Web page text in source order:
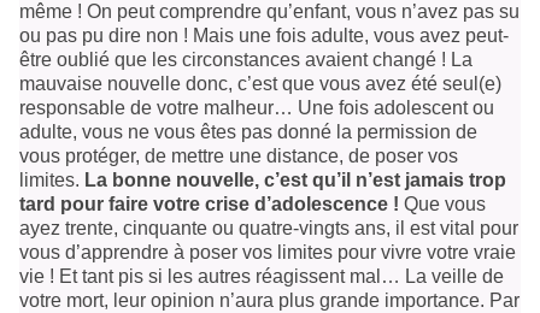
même ! On peut comprendre qu’enfant, vous n’avez pas su
ou pas pu dire non ! Mais une fois adulte, vous avez peut-
être oublié que les circonstances avaient changé ! La
mauvaise nouvelle donc, c’est que vous avez été seul(e)
responsable de votre malheur… Une fois adolescent ou
adulte, vous ne vous êtes pas donné la permission de
vous protéger, de mettre une distance, de poser vos
limites. La bonne nouvelle, c’est qu’il n’est jamais trop
tard pour faire votre crise d’adolescence ! Que vous
ayez trente, cinquante ou quatre-vingts ans, il est vital pour
vous d’apprendre à poser vos limites pour vivre votre vraie
vie ! Et tant pis si les autres réagissent mal… La veille de
votre mort, leur opinion n’aura plus grande importance. Par